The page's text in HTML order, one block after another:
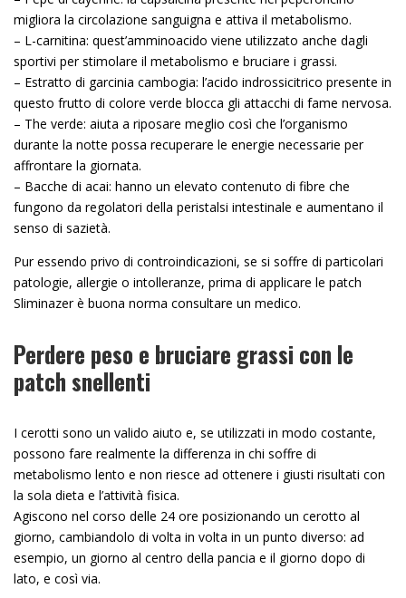
migliora la circolazione sanguigna e attiva il metabolismo.
– L-carnitina: quest’amminoacido viene utilizzato anche dagli
sportivi per stimolare il metabolismo e bruciare i grassi.
– Estratto di garcinia cambogia: l’acido indrossicitrico presente in
questo frutto di colore verde blocca gli attacchi di fame nervosa.
– The verde: aiuta a riposare meglio così che l’organismo
durante la notte possa recuperare le energie necessarie per
affrontare la giornata.
– Bacche di acai: hanno un elevato contenuto di fibre che
fungono da regolatori della peristalsi intestinale e aumentano il
senso di sazietà.
Pur essendo privo di controindicazioni, se si soffre di particolari
patologie, allergie o intolleranze, prima di applicare le patch
Sliminazer è buona norma consultare un medico.
Perdere peso e bruciare grassi con le
patch snellenti
I cerotti sono un valido aiuto e, se utilizzati in modo costante,
possono fare realmente la differenza in chi soffre di
metabolismo lento e non riesce ad ottenere i giusti risultati con
la sola dieta e l’attività fisica.
Agiscono nel corso delle 24 ore posizionando un cerotto al
giorno, cambiandolo di volta in volta in un punto diverso: ad
esempio, un giorno al centro della pancia e il giorno dopo di
lato, e così via.